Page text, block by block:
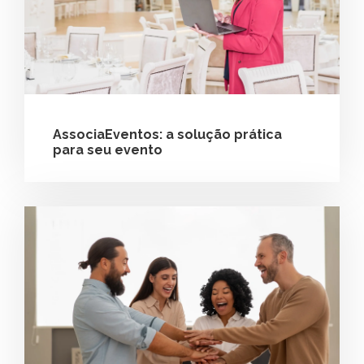
AssociaEventos: a solução prática
para seu evento